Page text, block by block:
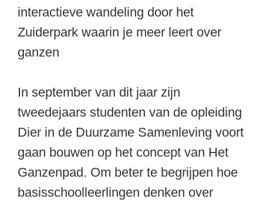
interactieve wandeling door het
Zuiderpark waarin je meer leert over
ganzen
In september van dit jaar zijn
tweedejaars studenten van de opleiding
Dier in de Duurzame Samenleving voort
gaan bouwen op het concept van Het
Ganzenpad. Om beter te begrijpen hoe
basisschoolleerlingen denken over